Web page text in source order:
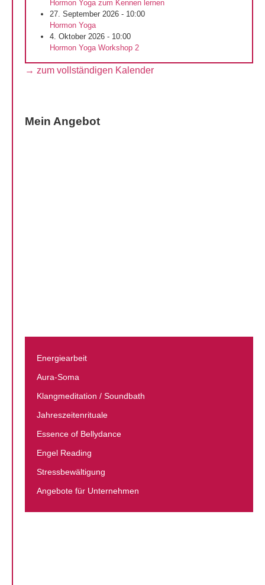
Hormon Yoga zum Kennen lernen
27. September 2026 - 10:00
Hormon Yoga
4. Oktober 2026 - 10:00
Hormon Yoga Workshop 2
→ zum vollständigen Kalender
Mein Angebot
Energiearbeit
Aura-Soma
Klang­meditation / Soundbath
Jahreszeiten­rituale
Essence of Bellydance
Engel Reading
Stressbewältigung
Angebote für Unternehmen